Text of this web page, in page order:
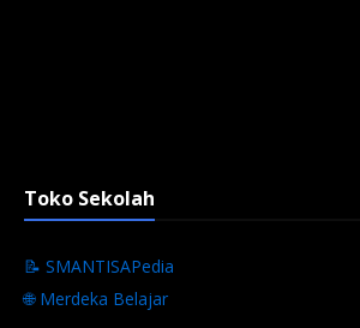
Toko Sekolah
📝 SMANTISAPedia
🌐 Merdeka Belajar